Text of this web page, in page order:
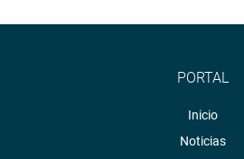
PORTAL
Inicio
Noticias